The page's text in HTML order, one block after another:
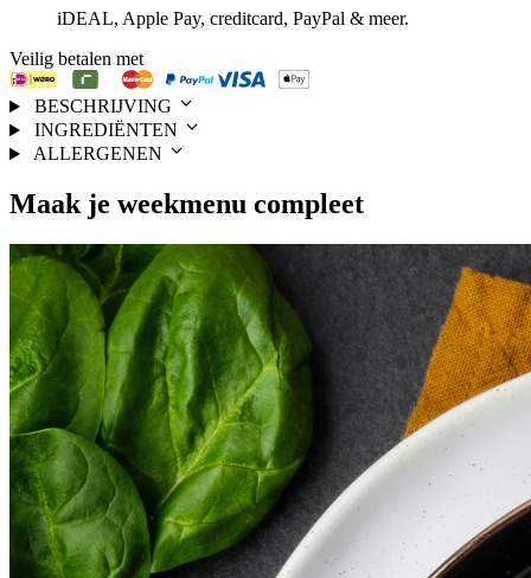
iDEAL, Apple Pay, creditcard, PayPal & meer.
Veilig betalen met
BESCHRIJVING
INGREDIËNTEN
ALLERGENEN
Maak je weekmenu compleet